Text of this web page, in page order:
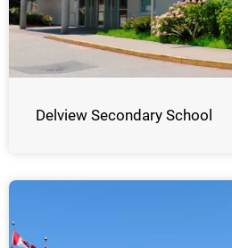
Delview Secondary School